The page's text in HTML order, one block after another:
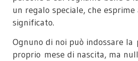
un regalo speciale, che
significato.
Ognuno di noi può indossare
proprio mese di nascita, ma